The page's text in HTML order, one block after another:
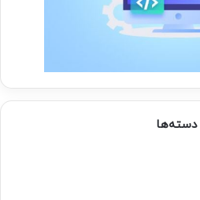
دسته‌ها